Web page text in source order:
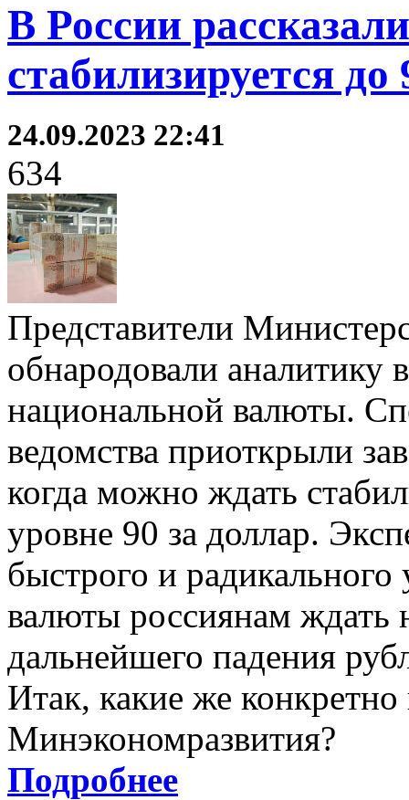
В России
стабилизируется до
24.09.2023 22:41
634
Представители
обнародовали аналитику
национальной валюты.
ведомства приоткрыли
когда можно ждать
уровне 90 за доллар.
быстрого и
валюты россиянам ждать
дальнейшего падения
Итак, какие же конкретно
Минэкономразвития?
Подробнее